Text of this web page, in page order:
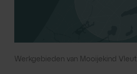
Werkgebieden van Mooijekind Vleut